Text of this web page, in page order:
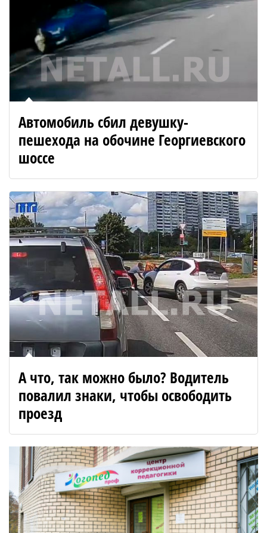
Автомобиль сбил девушку-
пешехода на обочине Георгиевского
шоссе
А что, так можно было? Водитель
повалил знаки, чтобы освободить
проезд